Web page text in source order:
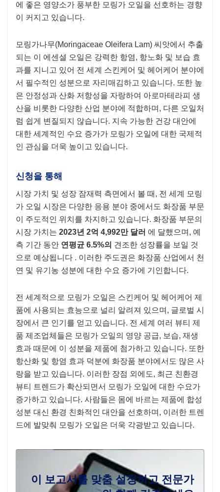
에 좋은 영양소가 풍부한 모링가 오일을 선호하는 경향
이 커지고 있습니다.
모링가나무(Moringaceae Oleifera Lam) 씨앗에서 추출
되는 이 에센셜 오일은 강력한 항염, 항노화 및 보습 효
과를 지니고 있어 전 세계 스킨케어 및 헤어케어 분야에
서 필수적인 성분으로 자리매김하고 있습니다. 또한 높
은 안정성과 산화 저항성을 자랑하여 아로마테라피 생
산을 비롯한 다양한 산업 분야에 적합하며, 다른 오일처
럼 쉽게 변질되지 않습니다. 지속 가능한 건강 대안에
대한 세계적인 수요 증가가 모링가 오일에 대한 국제적
인 관심을 더욱 높이고 있습니다.
신청을 통해
시장 가치 및 성장 잠재력 측면에서 볼 때, 전 세계 모링
가 오일 시장은 다양한 응용 분야 중에서도 화장품 부문
이 주도적인 위치를 차지하고 있습니다. 화장품 부문의
시장 가치는 2023년 2억 4,992만 달러 에 달했으며, 예
측 기간 동안 연평균 6.5%의 견조한 성장률을 보일 것
으로 예상됩니다 . 이러한 주도권은 화장품 산업에서 천
연 및 유기농 성분에 대한 수요 증가에 기인합니다.
전 세계적으로 모링가 오일은 스킨케어 및 헤어케어 제
품에 사용되는 효능으로 널리 알려져 있으며, 글로벌 시
장에서 큰 인기를 얻고 있습니다. 전 세계 여러 뷰티 제
품 제조업체들은 모링가 오일의 영양 공급, 보습, 재생
효과 때문에 이 성분을 제품에 첨가하고 있습니다. 또한
항산화 및 항염 효과 덕분에 화장품 분야에서도 많은 사
랑을 받고 있습니다. 이러한 장점 외에도, 최근 친환경
뷰티 트렌드가 확산되면서 모링가 오일에 대한 수요가
증가하고 있습니다. 사람들은 몸에 바르는 제품에 합성
성분 대신 환경 친화적인 대안을 선호하며, 이러한 트렌
드에 발맞춰 모링가 오일은 더욱 각광받고 있습니다.
이 보고서를 맞춤 설정하고 전문가